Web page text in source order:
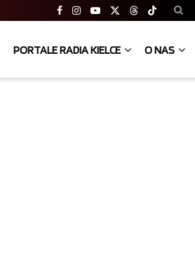
PORTALE RADIA KIELCE O NAS